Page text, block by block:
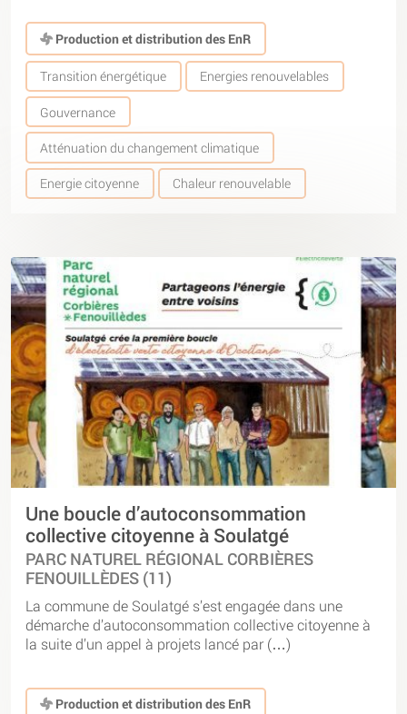
Production et distribution des EnR
Transition énergétique Energies renouvelables
Gouvernance
Atténuation du changement climatique
Energie citoyenne Chaleur renouvelable
Une boucle d’autoconsommation
collective citoyenne à Soulatgé
PARC NATUREL RÉGIONAL CORBIÈRES
FENOUILLÈDES (11)
La commune de Soulatgé s’est engagée dans une
démarche d’autoconsommation collective citoyenne à
la suite d’un appel à projets lancé par (…)
Production et distribution des EnR